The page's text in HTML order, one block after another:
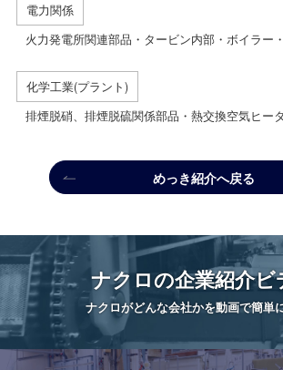
電力関係
火力発電所関連部品・タービン内部・ボイラー
化学工業(プラント)
排煙脱硝、排煙脱硫関係部品・熱交換空気ヒー
めっき紹介へ戻る
ナクロの企業紹介ビ
ナクロがどんな会社かを動画で簡単